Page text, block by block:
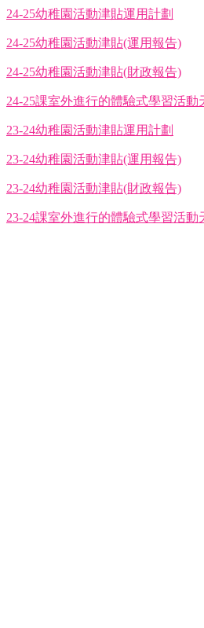
24-25幼稚園活動津貼運用計劃
24-25幼稚園活動津貼(運用報告)
24-25幼稚園活動津貼(財政報告)
24-25課室外進行的體驗式學習活動
23-24幼稚園活動津貼運用計劃
23-24幼稚園活動津貼(運用報告)
23-24幼稚園活動津貼(財政報告)
23-24課室外進行的體驗式學習活動